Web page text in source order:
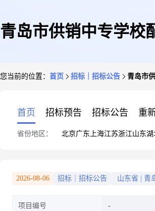
青岛市供销中专学校
您当前的位置： 首页 招标｜招标公告 青岛市
首页 招标预告 招标公告 重
省份地区： 北京广东 上海江苏浙江山东湖
2026-08-06 招标｜招标公告 山东省 青
项目编号